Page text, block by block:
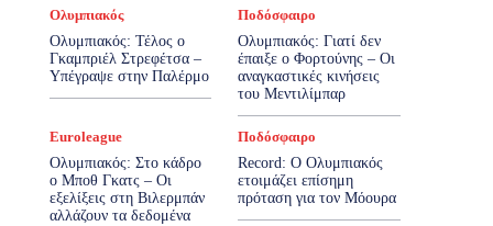
Ολυμπιακός
Ολυμπιακός: Τέλος ο
Γκαμπριέλ Στρεφέτσα –
Υπέγραψε στην Παλέρμο
Ποδόσφαιρο
Ολυμπιακός: Γιατί δεν
έπαιξε ο Φορτούνης – Οι
αναγκαστικές κινήσεις
του Μεντιλίμπαρ
Euroleague
Ολυμπιακός: Στο κάδρο
ο Μποθ Γκατς – Οι
εξελίξεις στη Βιλερμπάν
αλλάζουν τα δεδομένα
Ποδόσφαιρο
Record: Ο Ολυμπιακός
ετοιμάζει επίσημη
πρόταση για τον Μόουρα